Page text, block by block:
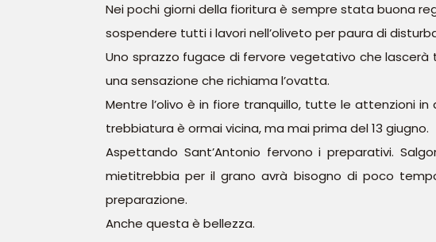
Nei pochi giorni della fioritura è sempre stata buona
sospendere tutti i lavori nell’oliveto per paura di
Uno sprazzo fugace di fervore vegetativo che
una sensazione che richiama l’ovatta.
Mentre l’olivo è in fiore tranquillo, tutte le attenzioni
trebbiatura è ormai vicina, ma mai prima del 13 giugno.
Aspettando Sant’Antonio fervono i preparativi.
mietitrebbia per il grano avrà bisogno di poco
preparazione.
Anche questa è bellezza.